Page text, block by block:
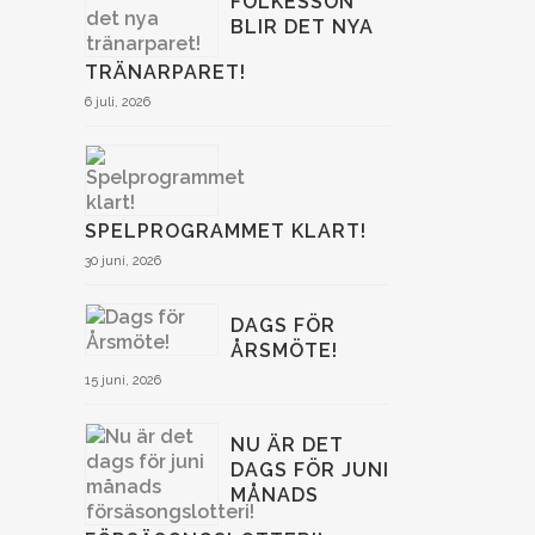
BLIR DET NYA
TRÄNARPARET!
6 juli, 2026
SPELPROGRAMMET KLART!
30 juni, 2026
DAGS FÖR
ÅRSMÖTE!
15 juni, 2026
NU ÄR DET
DAGS FÖR JUNI
MÅNADS